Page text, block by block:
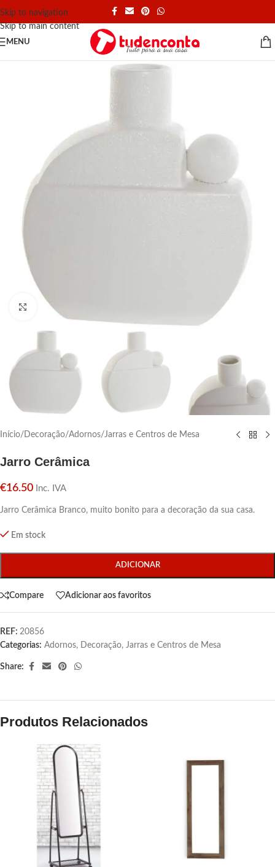
Skip to navigation
Skip to main content
MENU
Click para aumentar
Início/ Decoração/Adornos/Jarras e Centros de Mesa
Jarro Cerâmica
€16.50 Inc. IVA
Jarro Cerâmica Branco, muito bonito para a decoração da sua casa.
Em stock
ADICIONAR
Compare Adicionar aos favoritos
REF: 20856
Categorias: Adornos, Decoração, Jarras e Centros de Mesa
Share:
Produtos Relacionados